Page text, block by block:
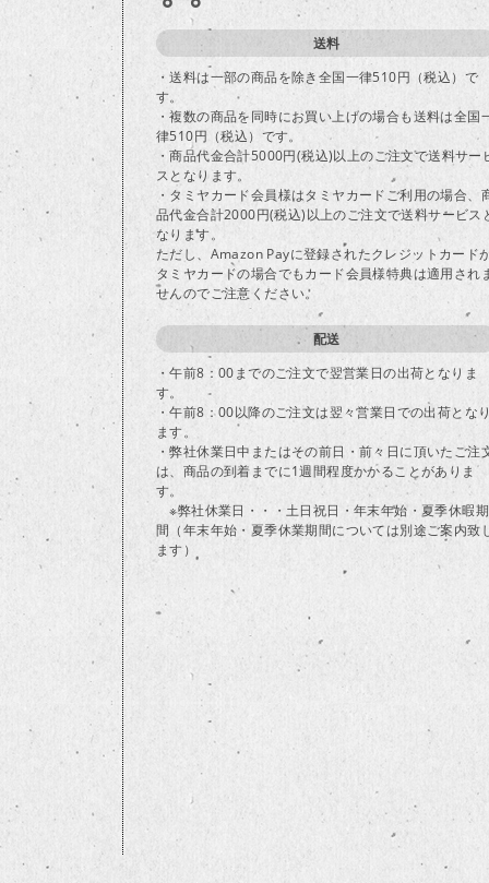
送料
・送料は一部の商品を除き全国一律510円（税込）で
す。
・複数の商品を同時にお買い上げの場合も送料は全国
律510円（税込）です。
・商品代金合計5000円(税込)以上のご注文で送料サー
スとなります。
・タミヤカード会員様はタミヤカードご利用の場合、
品代金合計2000円(税込)以上のご注文で送料サービス
なります。
ただし、Amazon Payに登録されたクレジットカード
タミヤカードの場合でもカード会員様特典は適用され
せんのでご注意ください。
配送
・午前8：00までのご注文で翌営業日の出荷となりま
す。
・午前8：00以降のご注文は翌々営業日での出荷となり
ます。
・弊社休業日中またはその前日・前々日に頂いたご注
は、商品の到着までに1週間程度かかることがありま
す。
※弊社休業日・・・土日祝日・年末年始・夏季休暇期
間（年末年始・夏季休業期間については別途ご案内致
ます）